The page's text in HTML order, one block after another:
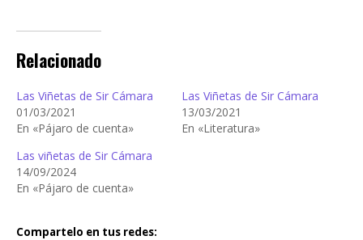
Relacionado
Las Viñetas de Sir Cámara
01/03/2021
En «Pájaro de cuenta»
Las Viñetas de Sir Cámara
13/03/2021
En «Literatura»
Las viñetas de Sir Cámara
14/09/2024
En «Pájaro de cuenta»
Compartelo en tus redes: